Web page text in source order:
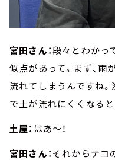
宮田さん：段々とわかっ
似点があって。まず、
流れてしまうんですね
で土が流れにくくなる
土屋： はあ～！
宮田さん：それからテコ